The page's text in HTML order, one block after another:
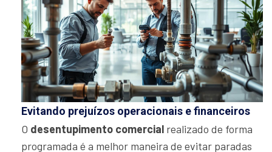
Evitando prejuízos operacionais e financeiros
O desentupimento comercial realizado de forma
programada é a melhor maneira de evitar paradas